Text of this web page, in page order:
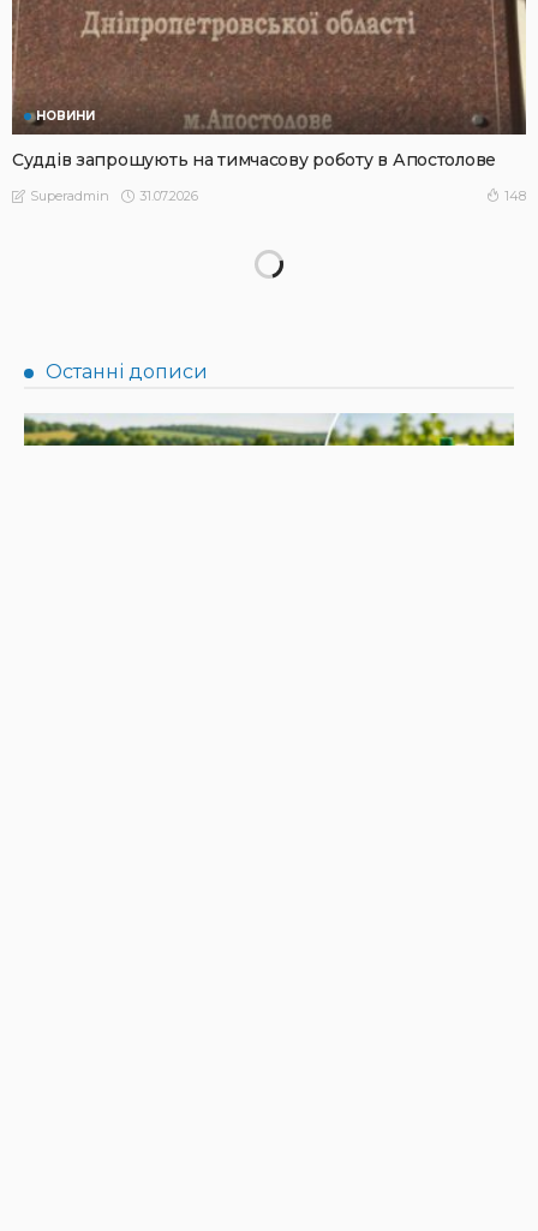
НОВИНИ
Суддів запрошують на тимчасову роботу в Апостолове
Superadmin 31.07.2026 148